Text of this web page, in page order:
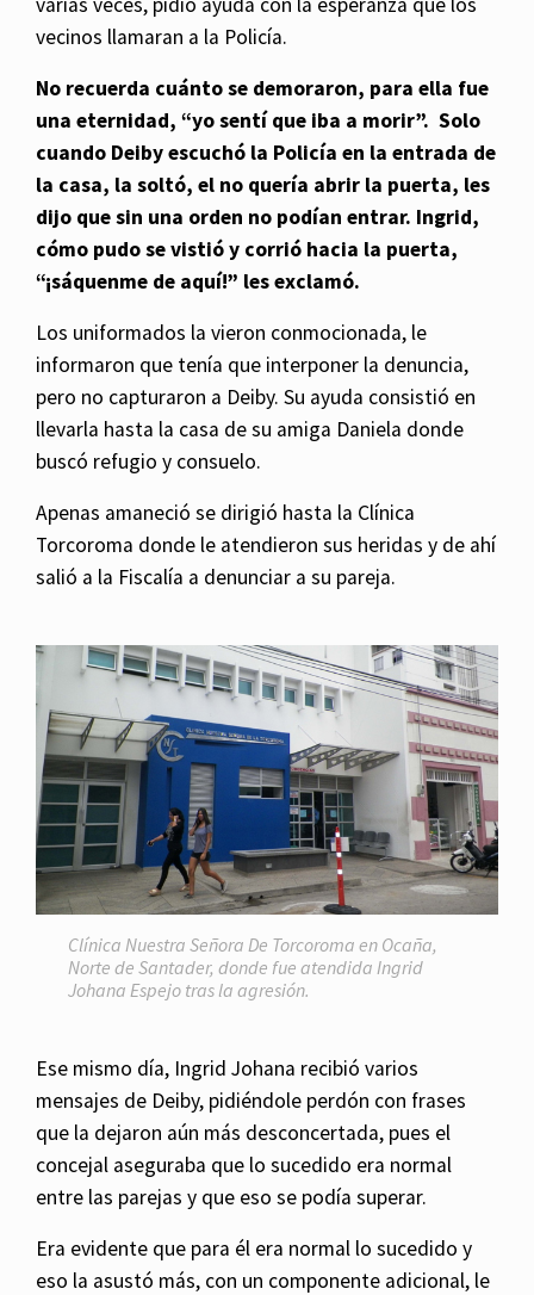
vecinos llamaran a la Policía.
No recuerda cuánto se demoraron, para ella fue
una eternidad, “yo sentí que iba a morir”. Solo
cuando Deiby escuchó la Policía en la entrada de
la casa, la soltó, el no quería abrir la puerta, les
dijo que sin una orden no podían entrar. Ingrid,
cómo pudo se vistió y corrió hacia la puerta,
“¡sáquenme de aquí!” les exclamó.
Los uniformados la vieron conmocionada, le
informaron que tenía que interponer la denuncia,
pero no capturaron a Deiby. Su ayuda consistió en
llevarla hasta la casa de su amiga Daniela donde
buscó refugio y consuelo.
Apenas amaneció se dirigió hasta la Clínica
Torcoroma donde le atendieron sus heridas y de ahí
salió a la Fiscalía a denunciar a su pareja.
Clínica Nuestra Señora De Torcoroma en Ocaña,
Norte de Santader, donde fue atendida Ingrid
Johana Espejo tras la agresión.
Ese mismo día, Ingrid Johana recibió varios
mensajes de Deiby, pidiéndole perdón con frases
que la dejaron aún más desconcertada, pues el
concejal aseguraba que lo sucedido era normal
entre las parejas y que eso se podía superar.
Era evidente que para él era normal lo sucedido y
eso la asustó más, con un componente adicional, le